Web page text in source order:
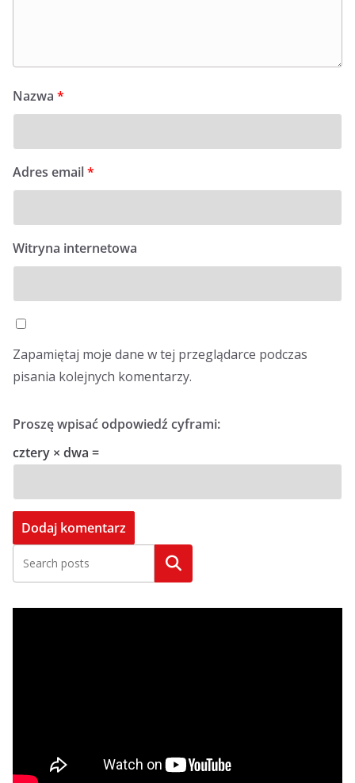
Nazwa *
Adres email*
Witryna internetowa
Zapamiętaj moje dane w tej przeglądarce podczas
pisania kolejnych komentarzy.
Proszę wpisać odpowiedź cyframi:
cztery × dwa =
Szukaj